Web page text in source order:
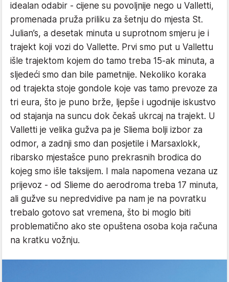
idealan odabir - cijene su povoljnije nego u Valletti,
promenada pruža priliku za šetnju do mjesta St.
Julian’s, a desetak minuta u suprotnom smjeru je i
trajekt koji vozi do Vallette. Prvi smo put u Vallettu
išle trajektom kojem do tamo treba 15-ak minuta, a
sljedeći smo dan bile pametnije. Nekoliko koraka
od trajekta stoje gondole koje vas tamo prevoze za
tri eura, što je puno brže, ljepše i ugodnije iskustvo
od stajanja na suncu dok čekaš ukrcaj na trajekt. U
Valletti je velika gužva pa je Sliema bolji izbor za
odmor, a zadnji smo dan posjetile i Marsaxlokk,
ribarsko mjestašce puno prekrasnih brodica do
kojeg smo išle taksijem. I mala napomena vezana uz
prijevoz - od Slieme do aerodroma treba 17 minuta,
ali gužve su nepredvidive pa nam je na povratku
trebalo gotovo sat vremena, što bi moglo biti
problematično ako ste opuštena osoba koja računa
na kratku vožnju.